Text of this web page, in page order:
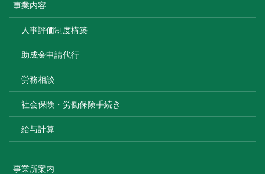
事業内容
人事評価制度構築
助成金申請代行
労務相談
社会保険・労働保険手続き
給与計算
事業所案内